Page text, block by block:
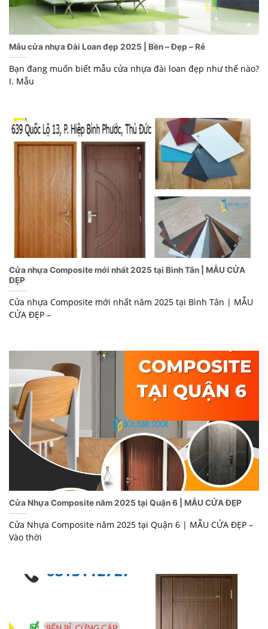
Mẫu cửa nhựa Đài Loan đẹp 2025 | Bền – Đẹp – Rẻ
Bạn đang muốn biết mẫu cửa nhựa đài loan đẹp như thế nào?
I. Mẫu
Cửa nhựa Composite mới nhất 2025 tại Bình Tân | MẪU CỬA
ĐẸP
Cửa nhựa Composite mới nhất năm 2025 tại Bình Tân | MẪU
CỬA ĐẸP –
Cửa Nhựa Composite năm 2025 tại Quận 6 | MẪU CỬA ĐẸP
Cửa Nhựa Composite năm 2025 tại Quận 6 | MẪU CỬA ĐẸP –
Vào thời